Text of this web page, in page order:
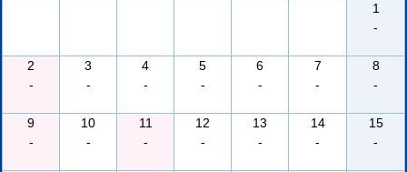
1
-
2
-
3
-
4
-
5
-
6
-
7
-
8
-
9
-
10
-
11
-
12
-
13
-
14
-
15
-